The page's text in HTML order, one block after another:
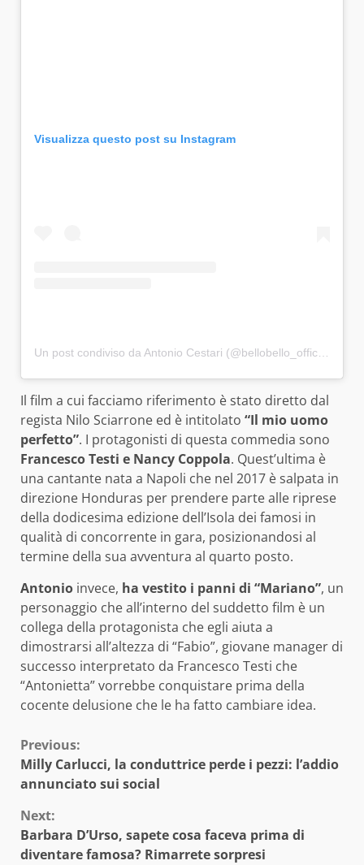
Visualizza questo post su Instagram
Un post condiviso da Antonio Cestari (@bellobello_official)
Il film a cui facciamo riferimento è stato diretto dal
regista Nilo Sciarrone ed è intitolato “Il mio uomo
perfetto”. I protagonisti di questa commedia sono
Francesco Testi e Nancy Coppola. Quest’ultima è
una cantante nata a Napoli che nel 2017 è salpata in
direzione Honduras per prendere parte alle riprese
della dodicesima edizione dell’Isola dei famosi in
qualità di concorrente in gara, posizionandosi al
termine della sua avventura al quarto posto.
Antonio invece, ha vestito i panni di “Mariano”, un
personaggio che all’interno del suddetto film è un
collega della protagonista che egli aiuta a
dimostrarsi all’altezza di “Fabio”, giovane manager di
successo interpretato da Francesco Testi che
“Antonietta” vorrebbe conquistare prima della
cocente delusione che le ha fatto cambiare idea.
Continue
Reading
Previous:
Milly Carlucci, la conduttrice perde i pezzi: l’addio
annunciato sui social
Next:
Barbara D’Urso, sapete cosa faceva prima di
diventare famosa? Rimarrete sorpresi